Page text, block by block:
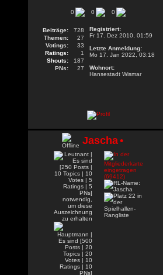
0 0 0
Beiträge:
728
Themen:
27
Votings:
33
Ratings:
1
Shouts:
187
PNs:
27
Registriert:
Fr 17. Dez 2010, 01:59
Letzte Anmeldung:
Mo 17. Jan 2022, 03:18
Wohnort:
Hansestadt Wismar
Jascha•